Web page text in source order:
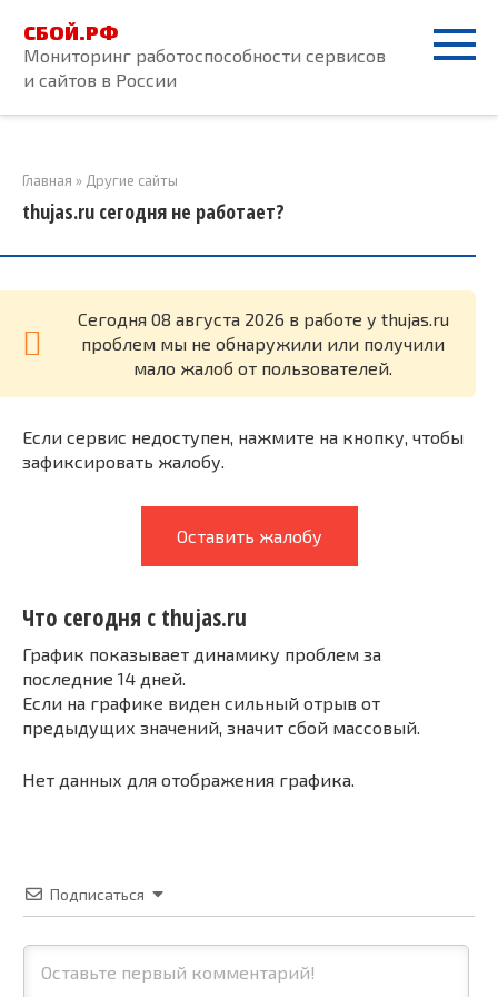
контенту
СБОЙ.РФ
Мониторинг работоспособности сервисов
и сайтов в России
Главная » Другие сайты
thujas.ru сегодня не работает?
Cегодня 08 августа 2026 в работе у thujas.ru
проблем мы не обнаружили или получили
мало жалоб от пользователей.
Если сервис недоступен, нажмите на кнопку, чтобы
зафиксировать жалобу.
Оставить жалобу
Что сегодня с thujas.ru
График показывает динамику проблем за
последние 14 дней.
Если на графике виден сильный отрыв от
предыдущих значений, значит сбой массовый.
Нет данных для отображения графика.
Подписаться